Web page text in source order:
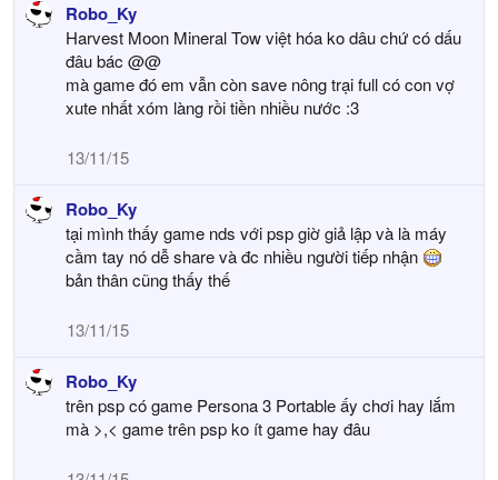
Robo_Ky
Harvest Moon Mineral Tow việt hóa ko dâu chứ có dấu
đâu bác @@
mà game đó em vẫn còn save nông trại full có con vợ
xute nhất xóm làng rồi tiền nhiều nước :3
13/11/15
Robo_Ky
tại mình thấy game nds với psp giờ giả lập và là máy
cầm tay nó dễ share và đc nhiều người tiếp nhận
bản thân cũng thấy thế
13/11/15
Robo_Ky
trên psp có game Persona 3 Portable ấy chơi hay lắm
mà >,< game trên psp ko ít game hay đâu